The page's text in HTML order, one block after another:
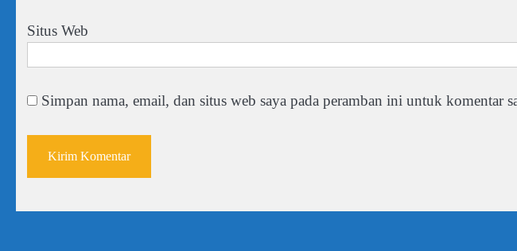
Situs Web
Simpan nama, email, dan situs web saya pada peramban ini untuk komentar